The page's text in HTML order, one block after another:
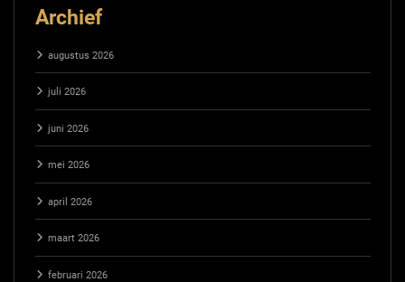
Archief
augustus 2026
juli 2026
juni 2026
mei 2026
april 2026
maart 2026
februari 2026